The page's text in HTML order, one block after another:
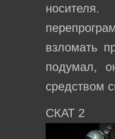
взломать
подумал,
средством
СКАТ 2